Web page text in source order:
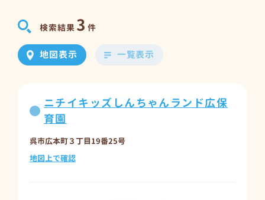
検索結果 3 件
地図表示 一覧表示
ニチイキッズしんちゃんランド広保
育園
呉市広本町３丁目19番25号
地図上で確認